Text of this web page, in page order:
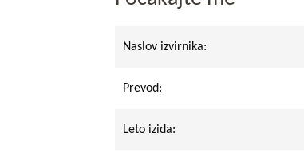
Naslov izvirnika:
Prevod:
Leto izida: